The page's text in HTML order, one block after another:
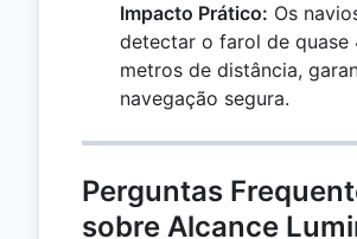
Impacto Prático: Os
detectar o farol de quase
metros de distância,
navegação segura.
Perguntas
sobre Alcance